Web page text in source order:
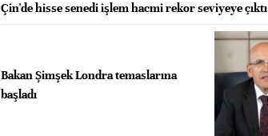
Çin'de hisse senedi işlem hacmi rekor seviyeye çıktı
Bakan Şimşek Londra temaslarına
başladı